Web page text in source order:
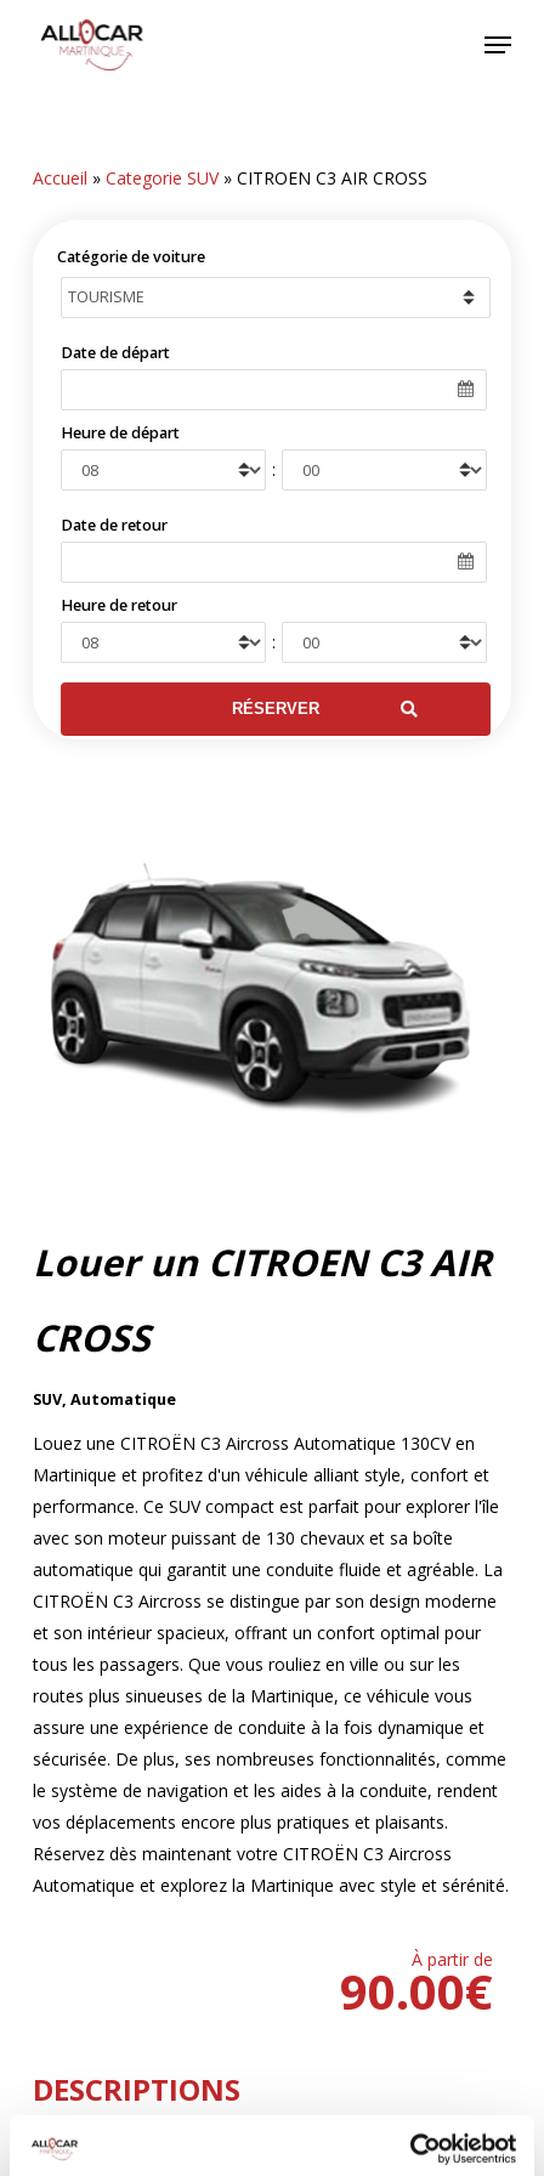
Menu
Accueil » Categorie SUV» CITROEN C3 AIR CROSS
Catégorie de voiture
Date de départ
Heure de départ
:
Date de retour
Heure de retour
:
Louer un CITROEN C3 AIR
CROSS
SUV, Automatique
Louez une CITROËN C3 Aircross Automatique 130CV en
Martinique et profitez d'un véhicule alliant style, confort et
performance. Ce SUV compact est parfait pour explorer l'île
avec son moteur puissant de 130 chevaux et sa boîte
automatique qui garantit une conduite fluide et agréable. La
CITROËN C3 Aircross se distingue par son design moderne
et son intérieur spacieux, offrant un confort optimal pour
tous les passagers. Que vous rouliez en ville ou sur les
routes plus sinueuses de la Martinique, ce véhicule vous
assure une expérience de conduite à la fois dynamique et
sécurisée. De plus, ses nombreuses fonctionnalités, comme
le système de navigation et les aides à la conduite, rendent
vos déplacements encore plus pratiques et plaisants.
Réservez dès maintenant votre CITROËN C3 Aircross
Automatique et explorez la Martinique avec style et sérénité.
À partir de
€
90.00
DESCRIPTIONS
AUTOMATIQUE